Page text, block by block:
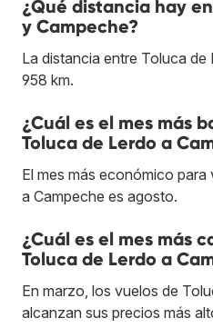
¿Qué distancia hay
y Campeche?
La distancia entre Toluca
958 km.
¿Cuál es el mes más
Toluca de Lerdo a
El mes más económico
a Campeche es agosto.
¿Cuál es el mes más
Toluca de Lerdo a
En marzo, los vuelos de
alcanzan sus precios más